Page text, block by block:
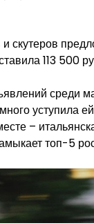
скутеров
113 500
среди
уступила
–
топ-5